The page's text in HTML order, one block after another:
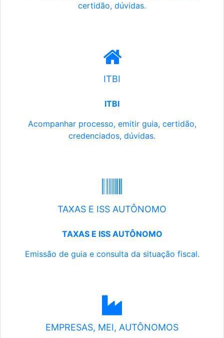
certidão, dúvidas.
ITBI
ITBI
Acompanhar processo, emitir guia, certidão,
credenciados, dúvidas.
TAXAS E ISS AUTÔNOMO
TAXAS E ISS AUTÔNOMO
Emissão de guia e consulta da situação fiscal.
EMPRESAS, MEI, AUTÔNOMOS